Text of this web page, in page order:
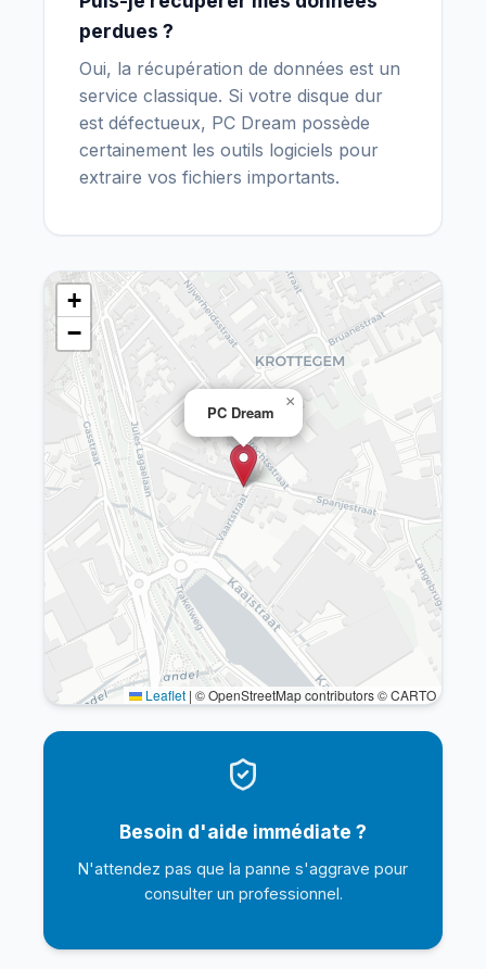
perdues ?
Oui, la récupération de données est un
service classique. Si votre disque dur
est défectueux, PC Dream possède
certainement les outils logiciels pour
extraire vos fichiers importants.
PC Dream
×
+
−
Leaflet | © OpenStreetMap contributors © CARTO
Besoin d'aide immédiate ?
N'attendez pas que la panne s'aggrave pour
consulter un professionnel.